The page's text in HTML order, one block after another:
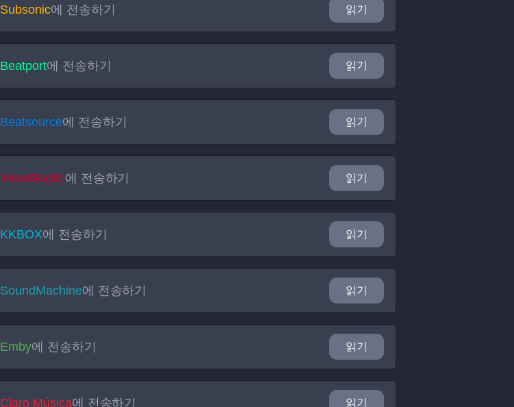
Subsonic에 전송하기 읽기
Beatport에 전송하기 읽기
Beatsource에 전송하기 읽기
iHeartRadio에 전송하기 읽기
KKBOX에 전송하기 읽기
SoundMachine에 전송하기 읽기
Emby에 전송하기 읽기
Claro Música에 전송하기 읽기